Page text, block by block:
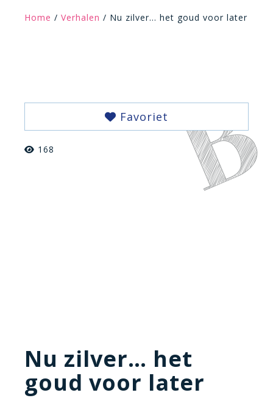
Home / Verhalen / Nu zilver… het goud voor later
Favoriet
168
Nu zilver… het
goud voor later